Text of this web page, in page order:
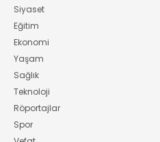
Siyaset
Eğitim
Ekonomi
Yaşam
Sağlık
Teknoloji
Röportajlar
Spor